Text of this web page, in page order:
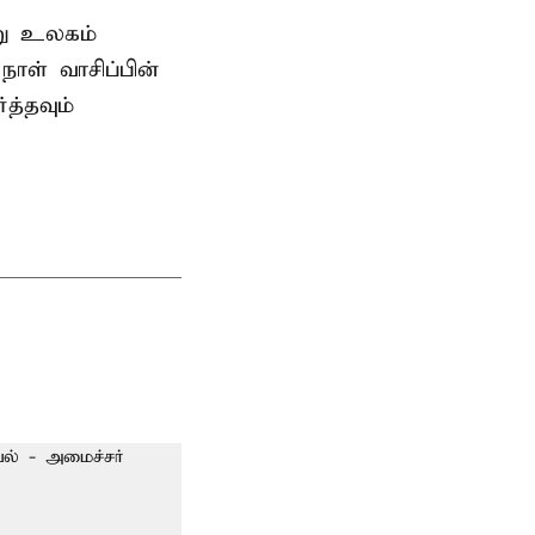
உலகம்
வாசிப்பின்